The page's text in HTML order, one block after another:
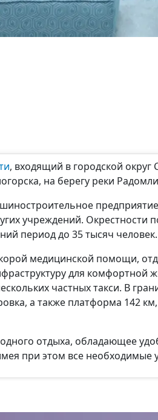
, входящий в городской
на берегу реки
учреждений. Окрестности
период до 35 тысяч человек.
медицинской помощи,
для комфортной
частных такси. В
а также платформа 142
отдыха, обладающее
при этом все необходимые